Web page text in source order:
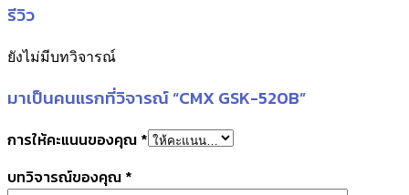
รีวิว
ยังไม่มีบทวิจารณ์
มาเป็นคนแรกที่วิจารณ์ “CMX GSK-520B”
การให้คะแนนของคุณ *
บทวิจารณ์ของคุณ *